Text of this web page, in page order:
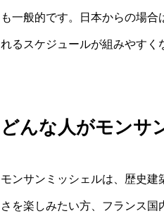
も一般的です。日本からの場
れるスケジュールが組みやすく
どんな人がモンサ
モンサンミッシェルは、歴史
さを楽しみたい方、フランス国